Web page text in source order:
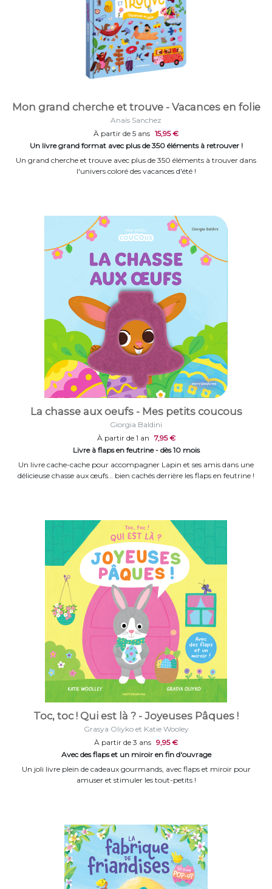
Mon grand cherche et trouve - Vacances en folie
Anaïs Sanchez
À partir de 5 ans 15,95 €
Un livre grand format avec plus de 350 éléments à retrouver !
Un grand cherche et trouve avec plus de 350 éléments à trouver dans
l'univers coloré des vacances d'été !
La chasse aux oeufs - Mes petits coucous
Giorgia Baldini
À partir de 1 an 7,95 €
Livre à flaps en feutrine - dès 10 mois
Un livre cache-cache pour accompagner Lapin et ses amis dans une
délicieuse chasse aux œufs… bien cachés derrière les flaps en feutrine !
Toc, toc ! Qui est là ? - Joyeuses Pâques !
Grasya Oliyko et Katie Wooley
À partir de 3 ans 9,95 €
Avec des flaps et un miroir en fin d'ouvrage
Un joli livre plein de cadeaux gourmands, avec flaps et miroir pour
amuser et stimuler les tout-petits !